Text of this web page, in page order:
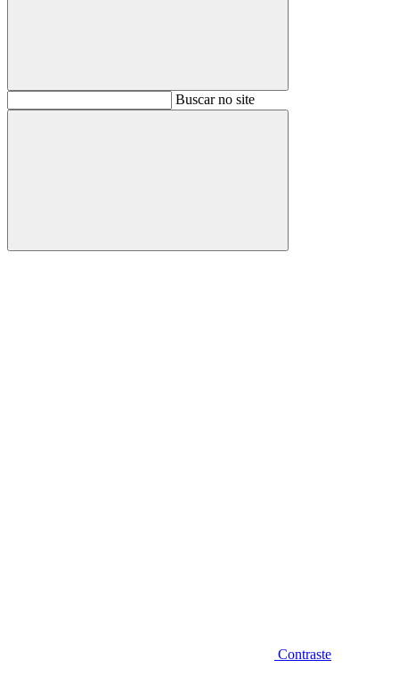
BuscarBuscar no site
Buscar
Contraste